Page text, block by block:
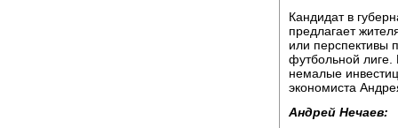
Кандидат в
предлагает
или перспективы
футбольной лиге.
немалые
экономиста
Андрей Нечаев: